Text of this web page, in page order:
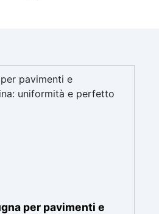
per pavimenti e